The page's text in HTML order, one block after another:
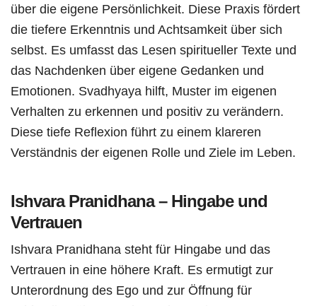
über die eigene Persönlichkeit. Diese Praxis fördert
die tiefere Erkenntnis und Achtsamkeit über sich
selbst. Es umfasst das Lesen spiritueller Texte und
das Nachdenken über eigene Gedanken und
Emotionen. Svadhyaya hilft, Muster im eigenen
Verhalten zu erkennen und positiv zu verändern.
Diese tiefe Reflexion führt zu einem klareren
Verständnis der eigenen Rolle und Ziele im Leben.
Ishvara Pranidhana – Hingabe und
Vertrauen
Ishvara Pranidhana steht für Hingabe und das
Vertrauen in eine höhere Kraft. Es ermutigt zur
Unterordnung des Ego und zur Öffnung für